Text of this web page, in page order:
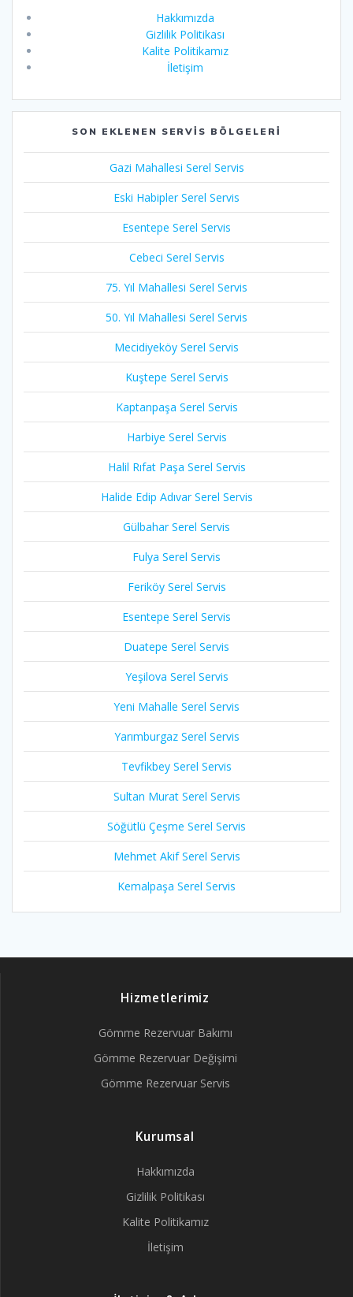
Hakkımızda
Gizlilik Politikası
Kalite Politikamız
İletişim
SON EKLENEN SERVIS BÖLGELERI
Gazi Mahallesi Serel Servis
Eski Habipler Serel Servis
Esentepe Serel Servis
Cebeci Serel Servis
75. Yıl Mahallesi Serel Servis
50. Yıl Mahallesi Serel Servis
Mecidiyeköy Serel Servis
Kuştepe Serel Servis
Kaptanpaşa Serel Servis
Harbiye Serel Servis
Halil Rıfat Paşa Serel Servis
Halide Edip Adıvar Serel Servis
Gülbahar Serel Servis
Fulya Serel Servis
Feriköy Serel Servis
Esentepe Serel Servis
Duatepe Serel Servis
Yeşilova Serel Servis
Yeni Mahalle Serel Servis
Yarımburgaz Serel Servis
Tevfikbey Serel Servis
Sultan Murat Serel Servis
Söğütlü Çeşme Serel Servis
Mehmet Akif Serel Servis
Kemalpaşa Serel Servis
Hizmetlerimiz
Gömme Rezervuar Bakımı
Gömme Rezervuar Değişimi
Gömme Rezervuar Servis
Kurumsal
Hakkımızda
Gizlilik Politikası
Kalite Politikamız
İletişim